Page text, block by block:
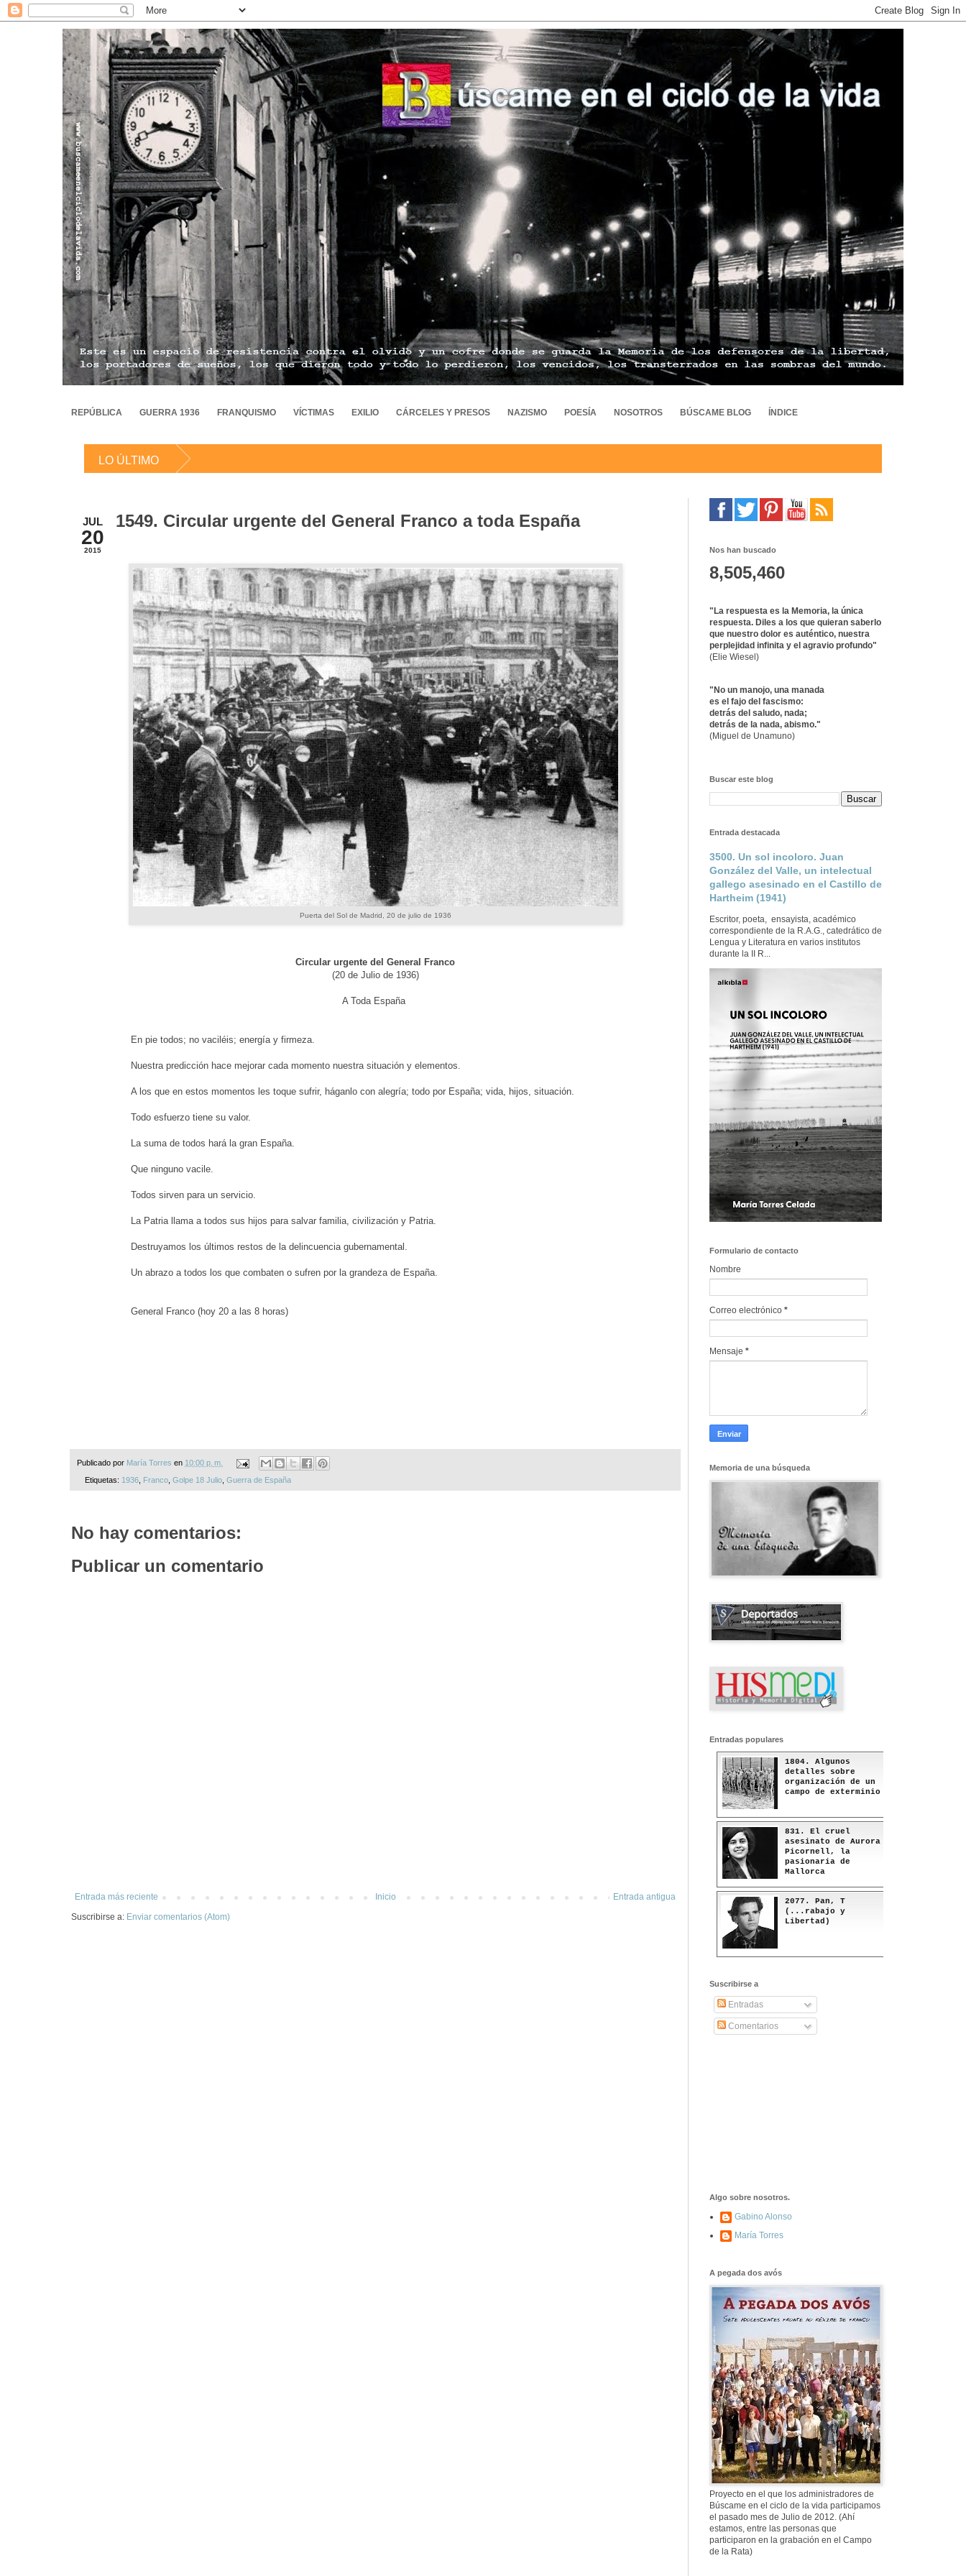
REPÚBLICA GUERRA 1936 FRANQUISMO VÍCTIMAS EXILIO CÁRCELES Y PRESOS NAZISMO POESÍA NOSOTROS BÚSCAME BLOG ÍNDICE
LO ÚLTIMO
JUL
20
2015
1549. Circular urgente del General Franco a toda España
Puerta del Sol de Madrid, 20 de julio de 1936
Circular urgente del General Franco
(20 de Julio de 1936)
A Toda España
En pie todos; no vaciléis; energía y firmeza.
Nuestra predicción hace mejorar cada momento nuestra situación y elementos.
A los que en estos momentos les toque sufrir, háganlo con alegría; todo por España; vida, hijos, situación.
Todo esfuerzo tiene su valor.
La suma de todos hará la gran España.
Que ninguno vacile.
Todos sirven para un servicio.
La Patria llama a todos sus hijos para salvar familia, civilización y Patria.
Destruyamos los últimos restos de la delincuencia gubernamental.
Un abrazo a todos los que combaten o sufren por la grandeza de España.
General Franco (hoy 20 a las 8 horas)
Publicado por María Torres en 10:00 p. m.
Etiquetas: 1936, Franco, Golpe 18 Julio, Guerra de España
No hay comentarios:
Publicar un comentario
Entrada más reciente Entrada antigua
Inicio
Suscribirse a: Enviar comentarios (Atom)
Nos han buscado
8,505,460
"La respuesta es la Memoria, la única
respuesta. Diles a los que quieran saberlo
que nuestro dolor es auténtico, nuestra
perplejidad infinita y el agravio profundo"
(Elie Wiesel)
"No un manojo, una manada
es el fajo del fascismo:
detrás del saludo, nada;
detrás de la nada, abismo."
(Miguel de Unamuno)
Buscar este blog
Entrada destacada
3500. Un sol incoloro. Juan
González del Valle, un intelectual
gallego asesinado en el Castillo de
Hartheim (1941)
Escritor, poeta, ensayista, académico
correspondiente de la R.A.G., catedrático de
Lengua y Literatura en varios institutos
durante la II R...
Formulario de contacto
Nombre
Correo electrónico *
Mensaje *
Memoria de una búsqueda
Entradas populares
1804. Algunos
detalles sobre
organización de un
campo de exterminio
831. El cruel
asesinato de Aurora
Picornell, la
pasionaria de
Mallorca
2077. Pan, T
(...rabajo y
Libertad)
577. Nos fusilaron
fusilaron mal
307. Vuestros
nombres no se han
borrado en la
Historia
Suscribirse a
Entradas
Comentarios
Algo sobre nosotros.
Gabino Alonso
María Torres
A pegada dos avós
Proyecto en el que los administradores de
Búscame en el ciclo de la vida participamos
el pasado mes de Julio de 2012. (Ahí
estamos, entre las personas que
participaron en la grabación en el Campo
de la Rata)